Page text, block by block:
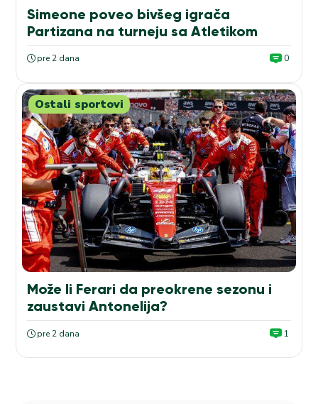
Simeone poveo bivšeg igrača
Partizana na turneju sa Atletikom
pre 2 dana 0
Ostali sportovi
Može li Ferari da preokrene sezonu i
zaustavi Antonelija?
pre 2 dana 1